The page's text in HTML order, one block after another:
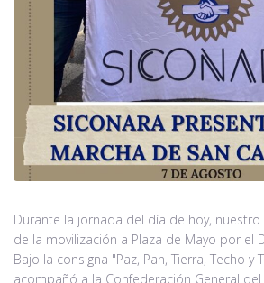
Durante la jornada del día de hoy,
de la movilización a Plaza de Mayo por el
Bajo la consigna "Paz, Pan, Tierra, Techo y
acompañó a la Confederación General del